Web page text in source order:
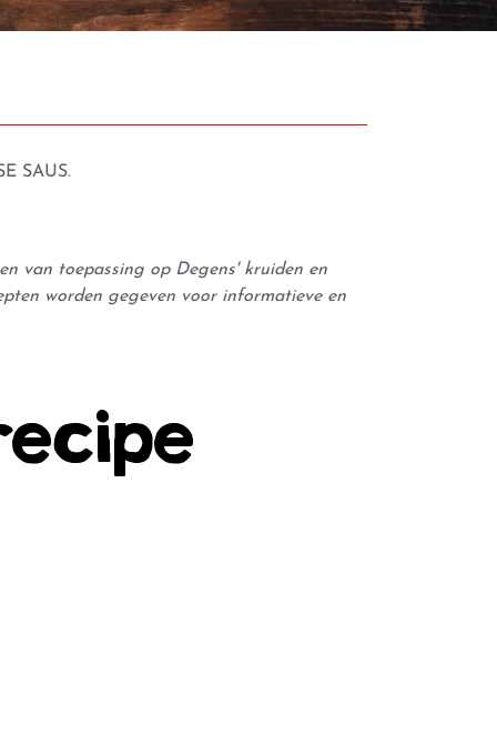
SAUS.
van toepassing op Degens' kruiden en
worden gegeven voor informatieve en